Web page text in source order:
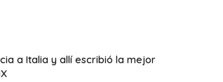
a Italia y allí escribió la mejor